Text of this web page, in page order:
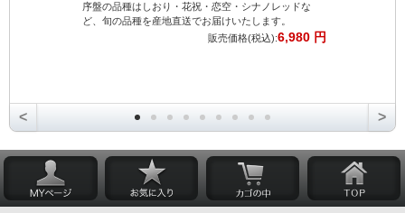
序盤の品種はしおり・花祝・恋空・シナノレッドな
ど、旬の品種を産地直送でお届けいたします。
販売価格(税込):6,980 円
< >